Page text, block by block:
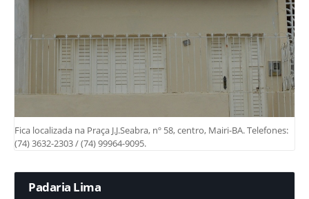
Fica localizada na Praça J.J.Seabra, nº 58, centro, Mairi-BA. Telefones:
(74) 3632-2303 / (74) 99964-9095.
Padaria Lima